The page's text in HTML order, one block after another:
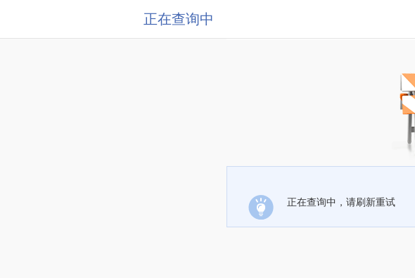
正在查询中
正在查询中，请刷新重试